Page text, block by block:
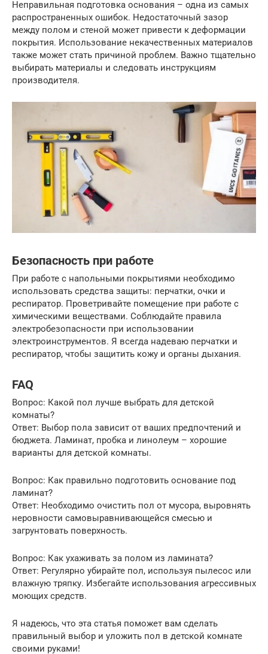
Неправильная подготовка основания – одна из самых
распространенных ошибок. Недостаточный зазор
между полом и стеной может привести к деформации
покрытия. Использование некачественных материалов
также может стать причиной проблем. Важно тщательно
выбирать материалы и следовать инструкциям
производителя.
Безопасность при работе
При работе с напольными покрытиями необходимо
использовать средства защиты: перчатки, очки и
респиратор. Проветривайте помещение при работе с
химическими веществами. Соблюдайте правила
электробезопасности при использовании
электроинструментов. Я всегда надеваю перчатки и
респиратор, чтобы защитить кожу и органы дыхания.
FAQ
Вопрос: Какой пол лучше выбрать для детской
комнаты?
Ответ: Выбор пола зависит от ваших предпочтений и
бюджета. Ламинат, пробка и линолеум – хорошие
варианты для детской комнаты.
Вопрос: Как правильно подготовить основание под
ламинат?
Ответ: Необходимо очистить пол от мусора, выровнять
неровности самовыравнивающейся смесью и
загрунтовать поверхность.
Вопрос: Как ухаживать за полом из ламината?
Ответ: Регулярно убирайте пол, используя пылесос или
влажную тряпку. Избегайте использования агрессивных
моющих средств.
Я надеюсь, что эта статья поможет вам сделать
правильный выбор и уложить пол в детской комнате
своими руками!